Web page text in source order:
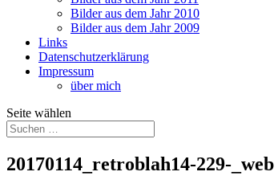
Bilder aus dem Jahr 2010
Bilder aus dem Jahr 2009
Links
Datenschutzerklärung
Impressum
über mich
Seite wählen
20170114_retroblah14-229-_web